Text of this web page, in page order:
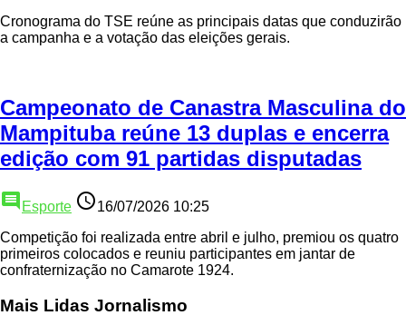
Cronograma do TSE reúne as principais datas que conduzirão
a campanha e a votação das eleições gerais.
Campeonato de Canastra Masculina do
Mampituba reúne 13 duplas e encerra
edição com 91 partidas disputadas
comment Esporte access_time16/07/2026 10:25
Competição foi realizada entre abril e julho, premiou os quatro
primeiros colocados e reuniu participantes em jantar de
confraternização no Camarote 1924.
Mais Lidas Jornalismo